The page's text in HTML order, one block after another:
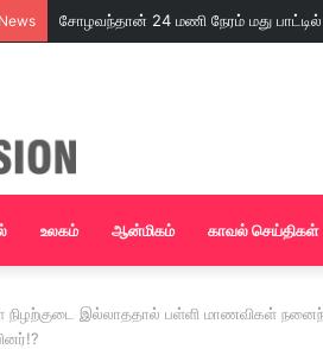
உலகம் ஆன்மிகம் காவல் செய்திகள்
இல்லாததால் பள்ளி மாணவிகள்